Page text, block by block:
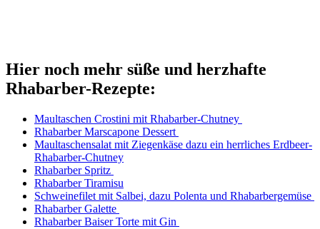
Hier noch mehr süße und herzhafte
Rhabarber-Rezepte:
Maul­ta­schen Crosti­ni mit Rhabarber-Chutney
Rha­bar­ber Mar­s­ca­po­ne Dessert
Maul­ta­schen­sa­lat mit Zie­gen­kä­se dazu ein herr­li­ches Erdbeer-
Rhabarber-Chutney
Rha­bar­ber Spritz
Rha­bar­ber Tiramisu
Schwei­ne­fi­let mit Sal­bei, dazu Polen­ta und Rhabarbergemüse
Rha­bar­ber Galette
Rha­bar­ber Bai­ser Tor­te mit Gin